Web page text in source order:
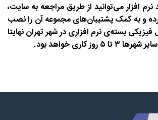
افزار می‌توانید از طریق مراجعه به سایت،
کرده و به کمک پشتیبان‌های مجموعه آن را نصب
بسته‌ی نرم افزاری در شهر تهران نهایتا
کاری خواهد بود.